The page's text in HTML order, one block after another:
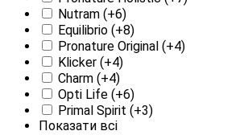
Nutram (+6)
Equilibrio (+8)
Pronature Original (+4)
Klicker (+4)
Charm (+4)
Opti Life (+6)
Primal Spirit (+3)
Показати всі